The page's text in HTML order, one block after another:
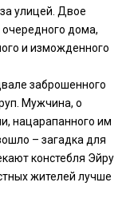
улицей. Двое
дома,
и изможденного
заброшенного
Мужчина, о
нацарапанного им
– загадка для
констебля Эйру
жителей лучше